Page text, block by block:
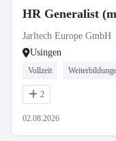
HR Generalist
Jarltech Europe GmbH
Usingen
Vollzeit
2
02.08.2026